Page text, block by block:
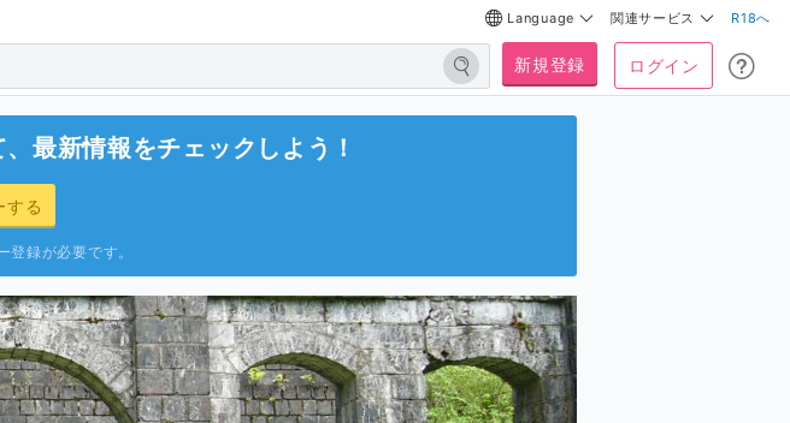
Language 関連サービス R18へ
新規登録 ログイン
最新情報をチェックしよう！
する
登録が必要です。